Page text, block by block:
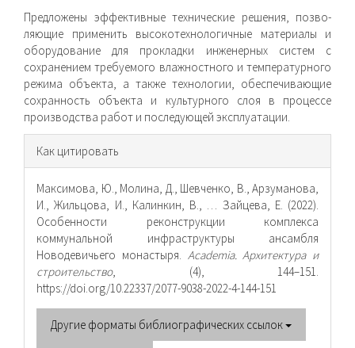
Предложены эффективные технические решения, позво­
ляющие применить высокотехнологичные материалы и
обо­рудование для прокладки инженерных систем с
сохранением требуемого влажностного и температурного
режима объекта, а также технологии, обеспечивающие
сохранность объекта и культурного слоя в процессе
производства работ и последу­ющей эксплуатации.
Информация
о статье
Как цитировать
Максимова, Ю., Молина, Д., Шевченко, В., Арзуманова,
И., Жильцова, И., Калинкин, В., … Зайцева, Е. (2022).
Особенности реконструкции комплекса
коммунальной инфраструктуры ансамбля
Новодевичьего монастыря. Academia. Архитектура и
строительство, (4), 144–151.
https://doi.org/10.22337/2077-9038-2022-4-144-151
Другие форматы библиографических ссылок